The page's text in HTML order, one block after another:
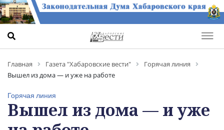
Главная Газета "Хабаровские вести"
Горячая линия
Вышел из дома — и уже на работе
Горячая линия
Вышел из дома — и уже